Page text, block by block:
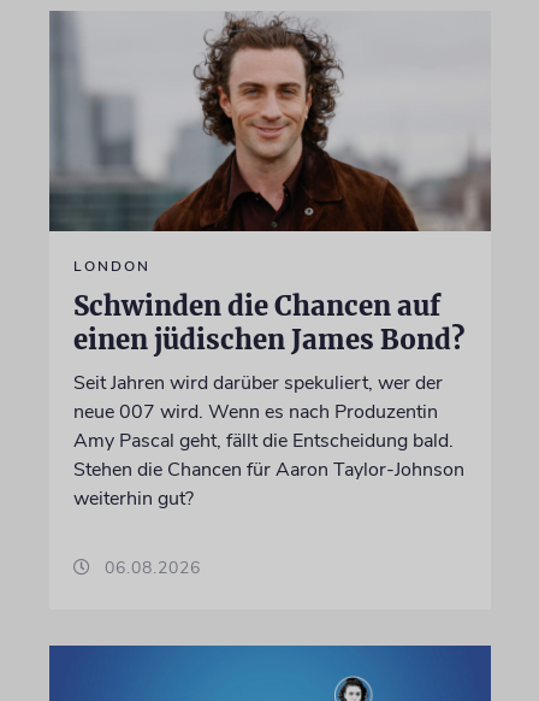
LONDON
Schwinden die Chancen auf
einen jüdischen James Bond?
Seit Jahren wird darüber spekuliert, wer der
neue 007 wird. Wenn es nach Produzentin
Amy Pascal geht, fällt die Entscheidung bald.
Stehen die Chancen für Aaron Taylor-Johnson
weiterhin gut?
06.08.2026